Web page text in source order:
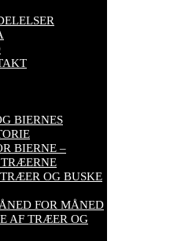
BIERNES
BIERNE –
OG BUSKE
FOR MÅNED
AF TRÆER OG